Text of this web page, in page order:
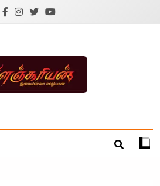
Tamil News |
Health | Tamil